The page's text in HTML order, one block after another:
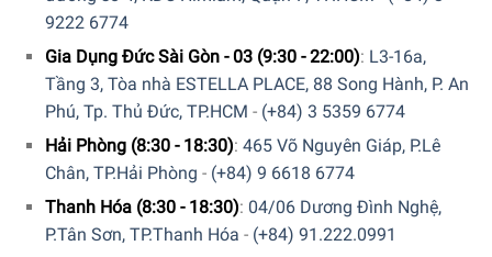
9222 6774
Gia Dụng Đức Sài Gòn - 03 (9:30 - 22:00): L3-16a,
Tầng 3, Tòa nhà ESTELLA PLACE, 88 Song Hành, P. An
Phú, Tp. Thủ Đức, TP.HCM - (+84) 3 5359 6774
Hải Phòng (8:30 - 18:30): 465 Võ Nguyên Giáp, P.Lê
Chân, TP.Hải Phòng - (+84) 9 6618 6774
Thanh Hóa (8:30 - 18:30): 04/06 Dương Đình Nghệ,
P.Tân Sơn, TP.Thanh Hóa - (+84) 91.222.0991